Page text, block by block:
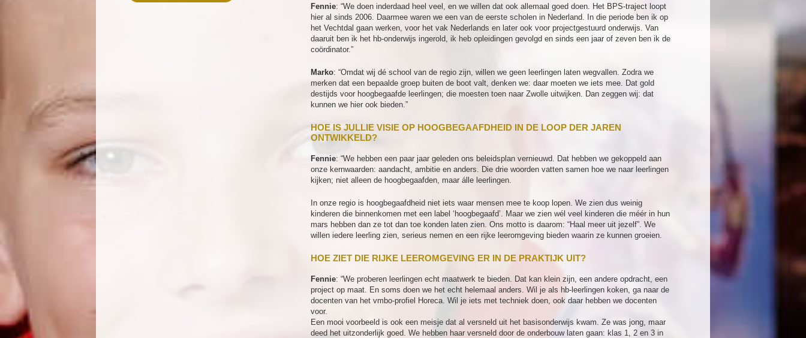
Fennie: “We doen inderdaad heel veel, en we willen dat ook allemaal goed doen. Het BPS-traject loopt
hier al sinds 2006. Daarmee waren we een van de eerste scholen in Nederland. In die periode ben ik op
het Vechtdal gaan werken, voor het vak Nederlands en later ook voor projectgestuurd onderwijs. Van
daaruit ben ik het hb-onderwijs ingerold, ik heb opleidingen gevolgd en sinds een jaar of zeven ben ik de
coördinator.”
Marko: “Omdat wij dé school van de regio zijn, willen we geen leerlingen laten wegvallen. Zodra we
merken dat een bepaalde groep buiten de boot valt, denken we: daar moeten we iets mee. Dat gold
destijds voor hoogbegaafde leerlingen; die moesten toen naar Zwolle uitwijken. Dan zeggen wij: dat
kunnen we hier ook bieden.”
HOE IS JULLIE VISIE OP HOOGBEGAAFDHEID IN DE LOOP DER JAREN
ONTWIKKELD?
Fennie: “We hebben een paar jaar geleden ons beleidsplan vernieuwd. Dat hebben we gekoppeld aan
onze kernwaarden: aandacht, ambitie en anders. Die drie woorden vatten samen hoe we naar leerlingen
kijken; niet alleen de hoogbegaafden, maar álle leerlingen.
In onze regio is hoogbegaafdheid niet iets waar mensen mee te koop lopen. We zien dus weinig
kinderen die binnenkomen met een label ‘hoogbegaafd’. Maar we zien wél veel kinderen die méér in hun
mars hebben dan ze tot dan toe konden laten zien. Ons motto is daarom: “Haal meer uit jezelf”. We
willen iedere leerling zien, serieus nemen en een rijke leeromgeving bieden waarin ze kunnen groeien.
HOE ZIET DIE RIJKE LEEROMGEVING ER IN DE PRAKTIJK UIT?
Fennie: “We proberen leerlingen echt maatwerk te bieden. Dat kan klein zijn, een andere opdracht, een
project op maat. En soms doen we het echt helemaal anders. Wil je als hb-leerlingen koken, ga naar de
docenten van het vmbo-profiel Horeca. Wil je iets met techniek doen, ook daar hebben we docenten
voor.
Een mooi voorbeeld is ook een meisje dat al versneld uit het basisonderwijs kwam. Ze was jong, maar
deed het uitzonderlijk goed. We hebben haar versneld door de onderbouw laten gaan: klas 1, 2 en 3 in